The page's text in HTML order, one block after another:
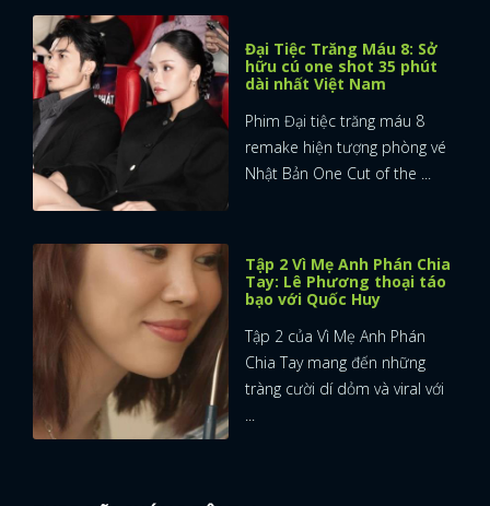
Đại Tiệc Trăng Máu 8: Sở
hữu cú one shot 35 phút
dài nhất Việt Nam
Phim Đại tiệc trăng máu 8
remake hiện tượng phòng vé
Nhật Bản One Cut of the ...
Tập 2 Vì Mẹ Anh Phán Chia
Tay: Lê Phương thoại táo
bạo với Quốc Huy
Tập 2 của Vì Mẹ Anh Phán
Chia Tay mang đến những
tràng cười dí dỏm và viral với
...